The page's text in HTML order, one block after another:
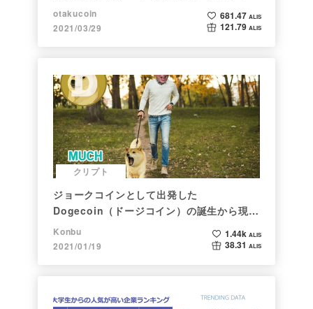
ト】
otakucoin
2021/03/29
681.47 ALIS
121.79 ALIS
クリプト
ジョークコインとして出発した
Dogecoin（ドージコイン）の誕生から現在
まで。注目される非証券性🐶
Konbu
2021/01/19
1.44k ALIS
38.31 ALIS